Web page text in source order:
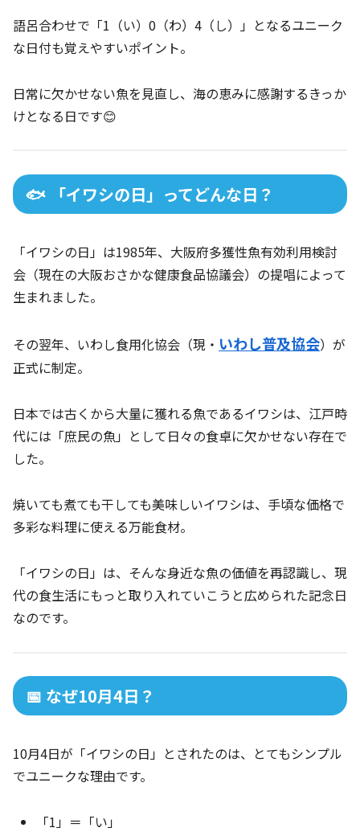
語呂合わせで「1（い）0（わ）4（し）」となるユニーク
な日付も覚えやすいポイント。
日常に欠かせない魚を見直し、海の恵みに感謝するきっか
けとなる日です😊
🐟 「イワシの日」ってどんな日？
「イワシの日」は1985年、大阪府多獲性魚有効利用検討
会（現在の大阪おさかな健康食品協議会）の提唱によって
生まれました。
その翌年、いわし食用化協会（現・ いわし普及協会）が
正式に制定。
日本では古くから大量に獲れる魚であるイワシは、江戸時
代には「庶民の魚」として日々の食卓に欠かせない存在で
した。
焼いても煮ても干しても美味しいイワシは、手頃な価格で
多彩な料理に使える万能食材。
「イワシの日」は、そんな身近な魚の価値を再認識し、現
代の食生活にもっと取り入れていこうと広められた記念日
なのです。
📅 なぜ10月4日？
10月4日が「イワシの日」とされたのは、とてもシンプル
でユニークな理由です。
「1」＝「い」